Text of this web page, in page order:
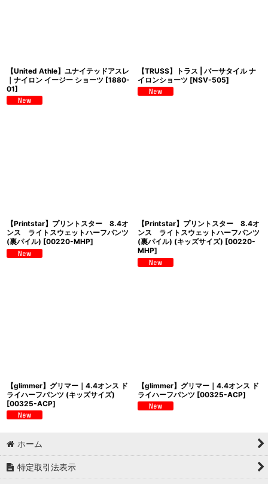
【United Athle】ユナイテッドアスレ
｜ナイロン イージー ショーツ [1880-
01]
【TRUSS】トラス | バーサタイル ナ
イロンショーツ [NSV-505]
【Printstar】プリントスター 8.4オ
ンス ライトスウェットハーフパンツ
(裏パイル) [00220-MHP]
【Printstar】プリントスター 8.4オ
ンス ライトスウェットハーフパンツ
(裏パイル) (キッズサイズ) [00220-
MHP]
【glimmer】グリマー｜4.4オンス ド
ライハーフパンツ (キッズサイズ)
[00325-ACP]
【glimmer】グリマー｜4.4オンス ド
ライハーフパンツ [00325-ACP]
ホーム
特定取引法表示